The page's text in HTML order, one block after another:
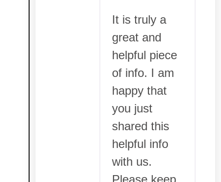
It is truly a
great and
helpful piece
of info. I am
happy that
you just
shared this
helpful info
with us.